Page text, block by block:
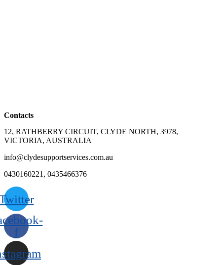
Contacts
12, RATHBERRY CIRCUIT, CLYDE NORTH, 3978,
VICTORIA, AUSTRALIA
info@clydesupportservices.com.au
0430160221, 0435466376
f